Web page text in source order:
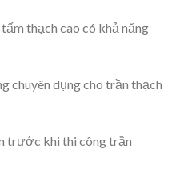
thạch cao có khả năng
chuyên dụng cho trần thạch
trước khi thi công trần